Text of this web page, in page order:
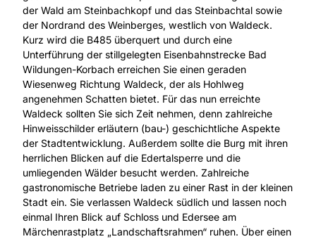
der Wald am Steinbachkopf und das Steinbachtal sowie
der Nordrand des Weinberges, westlich von Waldeck.
Kurz wird die B485 überquert und durch eine
Unterführung der stillgelegten Eisenbahnstrecke Bad
Wildungen-Korbach erreichen Sie einen geraden
Wiesenweg Richtung Waldeck, der als Hohlweg
angenehmen Schatten bietet. Für das nun erreichte
Waldeck sollten Sie sich Zeit nehmen, denn zahlreiche
Hinweisschilder erläutern (bau-) geschichtliche Aspekte
der Stadtentwicklung. Außerdem sollte die Burg mit ihren
herrlichen Blicken auf die Edertalsperre und die
umliegenden Wälder besucht werden. Zahlreiche
gastronomische Betriebe laden zu einer Rast in der kleinen
Stadt ein. Sie verlassen Waldeck südlich und lassen noch
einmal Ihren Blick auf Schloss und Edersee am
Märchenrastplatz „Landschaftsrahmen“ ruhen. Über einen